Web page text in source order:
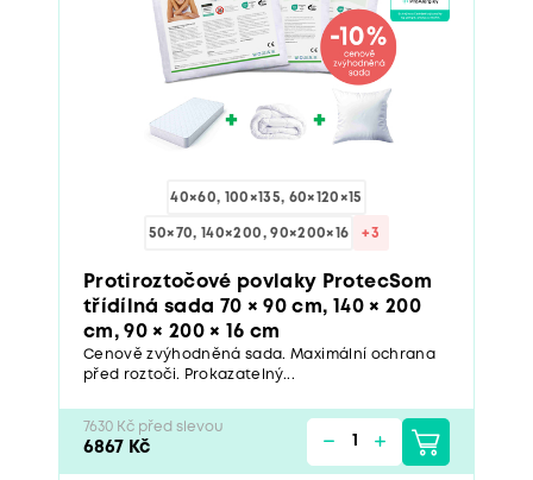
40×60, 100×135, 60×120×15
50×70, 140×200, 90×200×16 +3
Protiroztočové povlaky ProtecSom
třídílná sada 70 × 90 cm, 140 × 200
cm, 90 × 200 × 16 cm
Cenově zvýhodněná sada. Maximální ochrana
před roztoči. Prokazatelný...
7630 Kč před slevou
6867 Kč